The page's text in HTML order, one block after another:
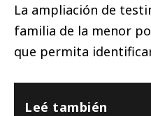
La ampliación de
familia de la menor
que permita
Leé también